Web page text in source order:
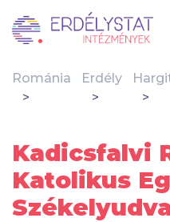
Románia Erdély
Kadicsfalvi
Katolikus